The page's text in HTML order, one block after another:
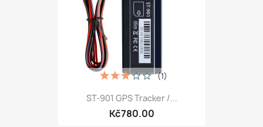
ST-901 GPS Tracker /...
Kč780.00
(1)